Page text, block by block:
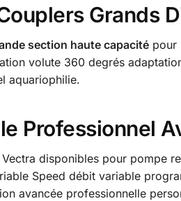
Grands
section haute capacitépour
volute 360 degrés
aquariophilie.
Professionnel
disponibles pour pompe
Speed débit variable
avancée professionnelle